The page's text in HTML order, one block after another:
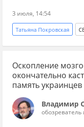
3 июля, 14:54
Татьяна Покровская
Днепропетровская
Москва Сергей
Вооруженные силы
Минздрав
Оскопление
окончательно
память украинцев
Владимир